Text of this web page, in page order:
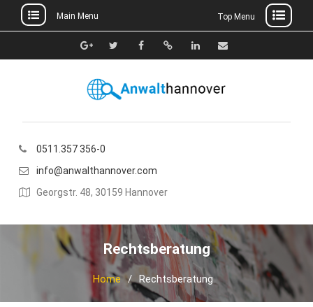
to
Main Menu Top Menu
Google+TwitterFacebook
Xing Linkedin
E-
0511.357 356-0
info@anwalthannover.com
Georgstr. 48, 30159 Hannover
Rechtsberatung
Home Rechtsberatung